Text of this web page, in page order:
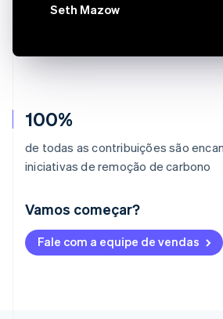
100%
de todas as contribuições são
iniciativas de remoção de carbono
Vamos começar?
Fale com a equipe de vendas
Seth Mazow
DeutschEnglish
Austrália